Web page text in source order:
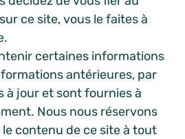
ce site, vous le faites à
certaines informations
antérieures, par
à jour et sont fournies à
Nous nous réservons
contenu de ce site à tout